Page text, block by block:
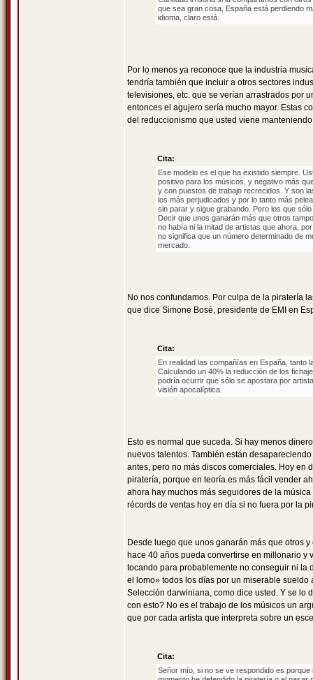
que sea gran cosa, España está perdiendo
idioma, claro está.
Por lo menos ya reconoce que la industria
tendría también que incluir a otros sectores
televisiones, etc. que se verían arrastrados por
entonces el agujero sería mucho mayor. Estas
del reduccionismo que usted viene
Cita:
Ese modelo es el que ha existido siempre.
positivo para los músicos, y negativo más
y con puestos de trabajo recrecidos. Y son
los más perjudicados y por lo tanto más
sin parar y sigue grabando. Pero los que
Decir que unos ganarán más que otros
no había ni la mitad de artistas que ahora,
no significa que un número determinado de
mercado.
No nos confundamos. Por culpa de la piratería
que dice Simone Bosé, presidente de EMI en
Cita:
En realidad las compañías en España, tanto
Calculando un 40% la reducción de los
podría ocurrir que sólo se apostara por
visión apocalíptica.
Esto es normal que suceda. Si hay menos
nuevos talentos. También están
antes, pero no más discos comerciales. Hoy en
piratería, porque en teoría es más fácil vender
ahora hay muchos más seguidores de la
récords de ventas hoy en día si no fuera por la
Desde luego que unos ganarán más que otros
hace 40 años pueda convertirse en millonario
tocando para probablemente no conseguir ni la
el lomo» todos los días por un miserable
Selección darwiniana, como dice usted. Y se lo
con esto? No es el trabajo de los músicos un
que por cada artista que interpreta sobre un
Cita:
Señor mío, si no se ve respondido es